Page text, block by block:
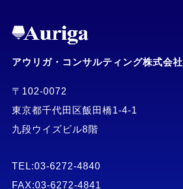
アウリガ・コンサルティング株式会社
〒102-0072
東京都千代田区飯田橋1-4-1
九段ウイズビル8階
TEL:03-6272-4840
FAX:03-6272-4841